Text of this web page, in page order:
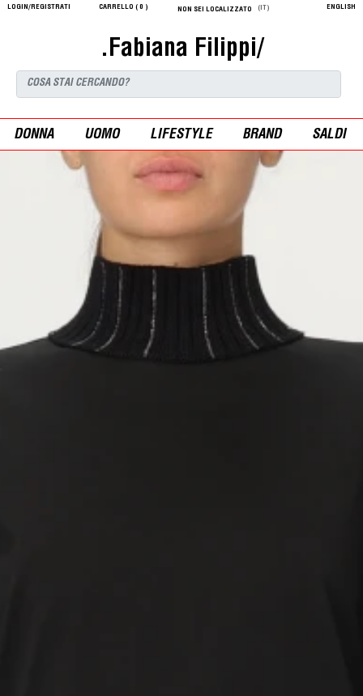
LOGIN/REGISTRATI CARRELLO ( 0 ) NON SEI LOCALIZZATO (IT) ENGLISH
.Fabiana Filippi/
DONNA UOMO LIFESTYLE BRAND SALDI